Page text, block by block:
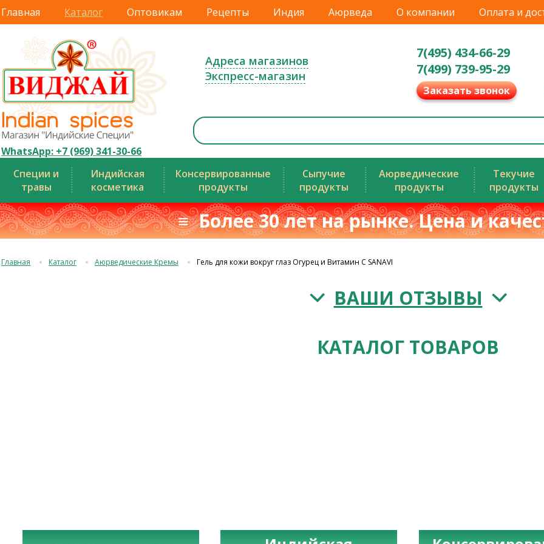
Главная Каталог Оптовикам Рецепты Индия Аюрведа О компании Оплата и
WhatsApp: +7 (969) 341-30-66
Адреса магазинов
Экспресс-магазин
7(495) 434-66-29
7(499) 739-95-29
Заказать звонок
Специи и
травы
Индийская
косметика
Консервированные
продукты
Сыпучие
продукты
Аюрведические
продукты
Текучие
продукты
≡ Более 30 лет на рынке. Цена и
Главная Каталог Аюрведические Кремы Гель для кожи вокруг глаз Огурец и Витамин С SANAVI
ВАШИ ОТЗЫВЫ
КАТАЛОГ ТОВАРОВ